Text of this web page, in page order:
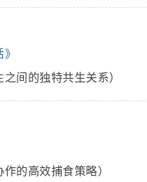
说
之间的独特共生关系）
作的高效捕食策略）